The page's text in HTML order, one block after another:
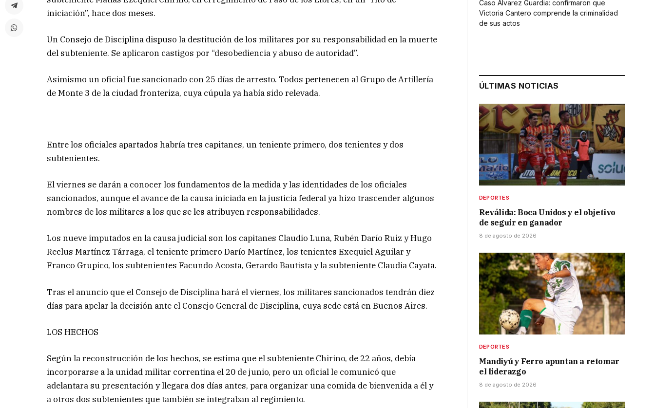
iniciación”, hace dos meses.
Un Consejo de Disciplina dispuso la destitución de los militares por su responsabilidad en la muerte
del subteniente. Se aplicaron castigos por “desobediencia y abuso de autoridad”.
Asimismo un oficial fue sancionado con 25 días de arresto. Todos pertenecen al Grupo de Artillería
de Monte 3 de la ciudad fronteriza, cuya cúpula ya había sido relevada.
Entre los oficiales apartados habría tres capitanes, un teniente primero, dos tenientes y dos
subtenientes.
El viernes se darán a conocer los fundamentos de la medida y las identidades de los oficiales
sancionados, aunque el avance de la causa iniciada en la justicia federal ya hizo trascender algunos
nombres de los militares a los que se les atribuyen responsabilidades.
Los nueve imputados en la causa judicial son los capitanes Claudio Luna, Rubén Darío Ruiz y Hugo
Reclus Martínez Tárraga, el teniente primero Darío Martínez, los tenientes Exequiel Aguilar y
Franco Grupico, los subtenientes Facundo Acosta, Gerardo Bautista y la subteniente Claudia Cayata.
Tras el anuncio que el Consejo de Disciplina hará el viernes, los militares sancionados tendrán diez
días para apelar la decisión ante el Consejo General de Disciplina, cuya sede está en Buenos Aires.
LOS HECHOS
Según la reconstrucción de los hechos, se estima que el subteniente Chirino, de 22 años, debía
incorporarse a la unidad militar correntina el 20 de junio, pero un oficial le comunicó que
adelantara su presentación y llegara dos días antes, para organizar una comida de bienvenida a él y
a otros dos subtenientes que también se integraban al regimiento.
Caso Álvarez Guardia: confirmaron que
Victoria Cantero comprende la criminalidad
de sus actos
ÚLTIMAS NOTICIAS
DEPORTES
Reválida: Boca Unidos y el objetivo
de seguir en ganador
8 de agosto de 2026
DEPORTES
Mandiyú y Ferro apuntan a retomar
el liderazgo
8 de agosto de 2026